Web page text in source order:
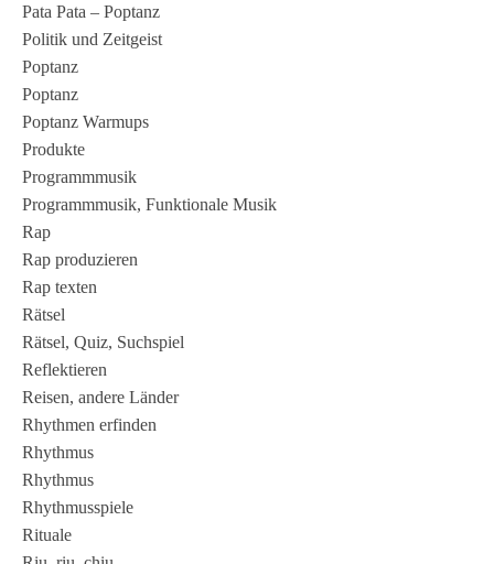
Pata Pata – Poptanz
Politik und Zeitgeist
Poptanz
Poptanz
Poptanz Warmups
Produkte
Programmmusik
Programmmusik, Funktionale Musik
Rap
Rap produzieren
Rap texten
Rätsel
Rätsel, Quiz, Suchspiel
Reflektieren
Reisen, andere Länder
Rhythmen erfinden
Rhythmus
Rhythmus
Rhythmusspiele
Rituale